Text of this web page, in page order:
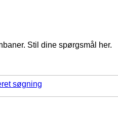
Stil dine spørgsmål her.
søgning